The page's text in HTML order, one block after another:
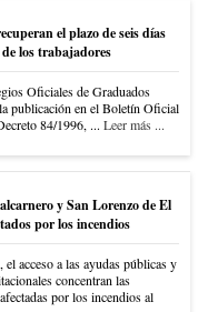
el plazo de seis días
los trabajadores
Oficiales de Graduados
publicación en el Boletín Oficial
84/1996, ... Leer más ...
y San Lorenzo de El
por los incendios
acceso a las ayudas públicas y
concentran las
por los incendios al